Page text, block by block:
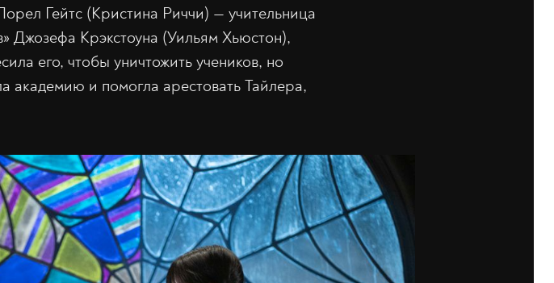
Гейтс (Кристина Риччи) — учительница
Джозефа Крэкстоуна (Уильям Хьюстон),
его, чтобы уничтожить учеников, но
академию и помогла арестовать Тайлера,